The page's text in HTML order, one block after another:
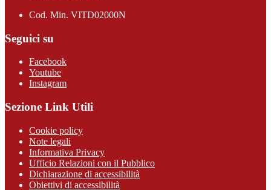
Cod. Min. VITD02000N
Seguici su
Facebook
Youtube
Instagram
Sezione Link Utili
Cookie policy
Note legali
Informativa Privacy
Ufficio Relazioni con il Pubblico
Dichiarazione di accessibilità
Obiettivi di accessibilità